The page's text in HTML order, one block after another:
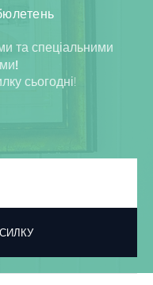
та спеціальними
сьогодні!